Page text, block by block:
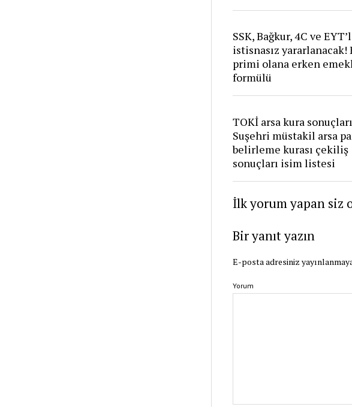
SSK, Bağkur, 4C ve
istisnasız yararlanacak!
primi olana erken
formülü
TOKİ arsa kura
Suşehri müstakil arsa
belirleme kurası çekiliş
sonuçları isim listesi
İlk yorum yapan siz
Bir yanıt yazın
E-posta adresiniz
Yorum